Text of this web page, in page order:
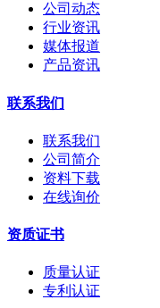
公司动态
行业资讯
媒体报道
产品资讯
联系我们
联系我们
公司简介
资料下载
在线询价
资质证书
质量认证
专利认证